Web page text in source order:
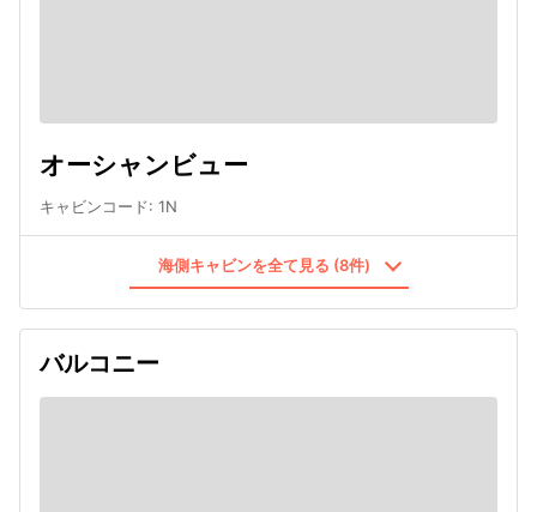
オーシャンビュー
キャビンコード: 1N
海側キャビンを全て見る (8件)
バルコニー